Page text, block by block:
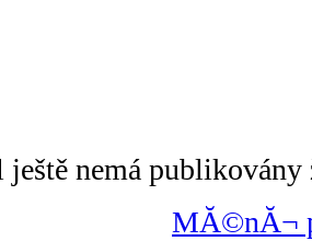
ještě nemá publikovány
MĂ©nĂ¬